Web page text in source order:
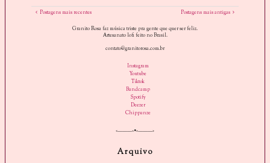
Postagens mais antigas
Postagens mais recentes
Granito Rosa faz música triste pra gente que quer ser feliz.
Artesanato lofi feito no Brasil.
contato@granitorosa.com.br
Instagram
Youtube
Tiktok
Bandcamp
Spotify
Deezer
Chippanze
«———«•»———»
Arquivo